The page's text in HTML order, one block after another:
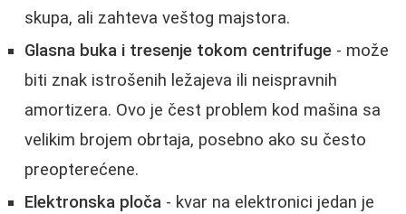
skupa, ali zahteva veštog majstora.
Glasna buka i tresenje tokom centrifuge - može
biti znak istrošenih ležajeva ili neispravnih
amortizera. Ovo je čest problem kod mašina sa
velikim brojem obrtaja, posebno ako su često
preopterećene.
Elektronska ploča - kvar na elektronici jedan je